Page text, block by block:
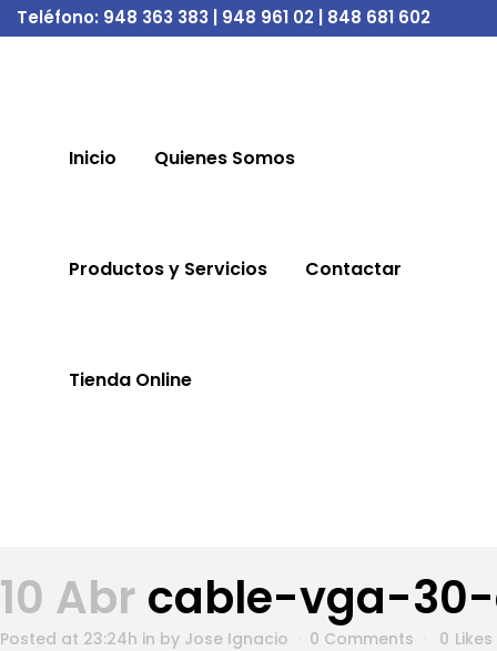
Teléfono: 948 363 383 | 948 961 02 | 848 681 602
Inicio Quienes Somos
Productos y Servicios Contactar
Tienda Online
10 Abr cable-vga-
Posted at 23:24h in by Jose Ignacio 0 Comments 0 Likes